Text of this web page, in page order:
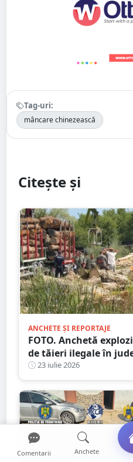
Tag-uri:
mâncare chinezească
Citește și
ANCHETE ȘI REPORTAJE
FOTO. Anchetă
de tăieri ilegale în
Procurorii și polițiștii
marcaje false
23 iulie 2026
Comentarii Anchete